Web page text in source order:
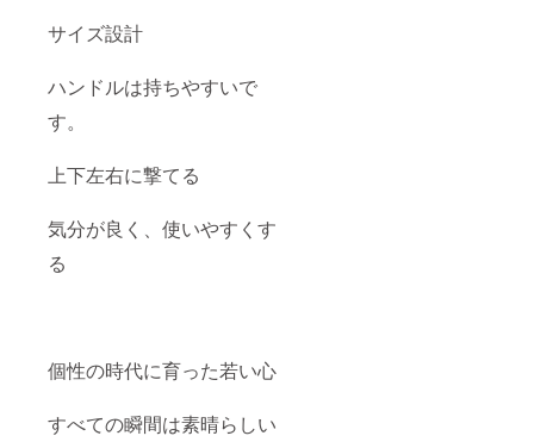
サイズ設計
ハンドルは持ちやすいで
す。
上下左右に撃てる
気分が良く、使いやすくす
る
個性の時代に育った若い心
すべての瞬間は素晴らしい